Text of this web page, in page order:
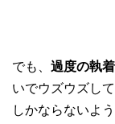
でも、 過度の執
いでウズウズし
しかならないよ